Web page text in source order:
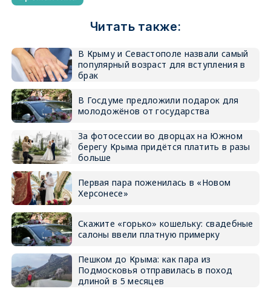
Читать также:
В Крыму и Севастополе назвали самый
популярный возраст для вступления в
брак
В Госдуме предложили подарок для
молодожёнов от государства
За фотосессии во дворцах на Южном
берегу Крыма придётся платить в разы
больше
Первая пара поженилась в «Новом
Херсонесе»
Скажите «горько» кошельку: свадебные
салоны ввели платную примерку
Пешком до Крыма: как пара из
Подмосковья отправилась в поход
длиной в 5 месяцев